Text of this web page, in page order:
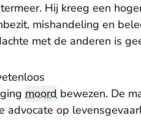
Hij kreeg een
mishandeling en
met de anderen is
moord bewezen. De
advocate op